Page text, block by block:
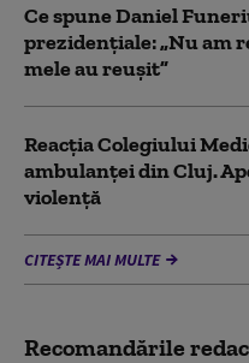
Ce spune Daniel
prezidențiale: „Nu am
mele au reușit”
Reacția Colegiului
ambulanței din Cluj.
violență
CITEȘTE MAI MULTE
Recomandările